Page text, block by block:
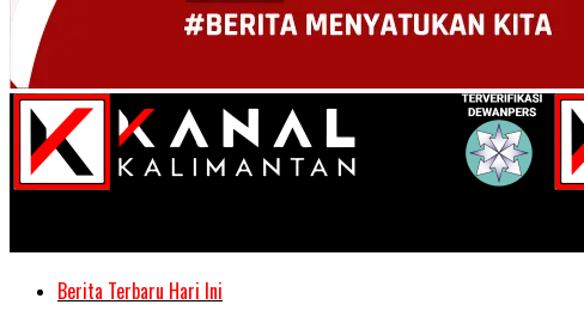
Berita Terbaru Hari Ini